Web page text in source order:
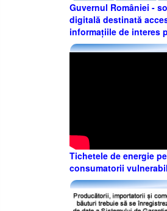
Guvernul României -
digitală destinată
informațiile de interes
Tichetele de energie
consumatorii